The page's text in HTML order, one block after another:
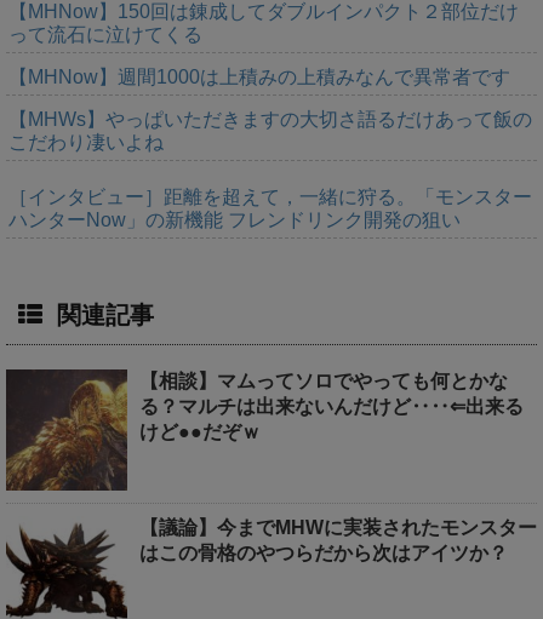
【MHNow】150回は錬成してダブルインパクト２部位だけ
って流石に泣けてくる
【MHNow】週間1000は上積みの上積みなんで異常者です
【MHWs】やっぱいただきますの大切さ語るだけあって飯の
こだわり凄いよね
［インタビュー］距離を超えて，一緒に狩る。「モンスター
ハンターNow」の新機能 フレンドリンク開発の狙い
関連記事
【相談】マムってソロでやっても何とかな
る？マルチは出来ないんだけど‥‥⇐出来る
けど●●だぞｗ
【議論】今までMHWに実装されたモンスター
はこの骨格のやつらだから次はアイツか？